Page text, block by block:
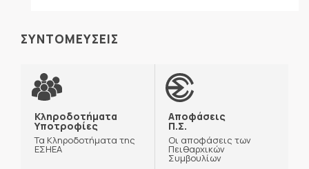
ΣΥΝΤΟΜΕΥΣΕΙΣ
Κληροδοτήματα
Υποτροφίες
Τα Κληροδοτήματα της
ΕΣΗΕΑ
Αποφάσεις
Π.Σ.
Οι αποφάσεις των
Πειθαρχικών
Συμβουλίων